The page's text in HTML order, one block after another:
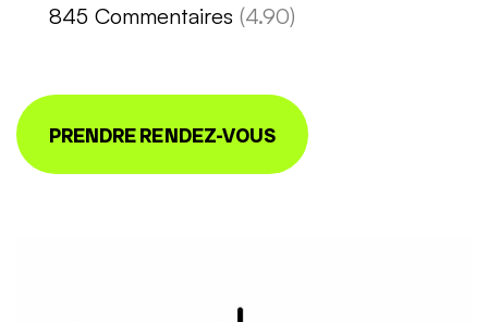
845 Commentaires (4.90)
PRENDRE RENDEZ-VOUS